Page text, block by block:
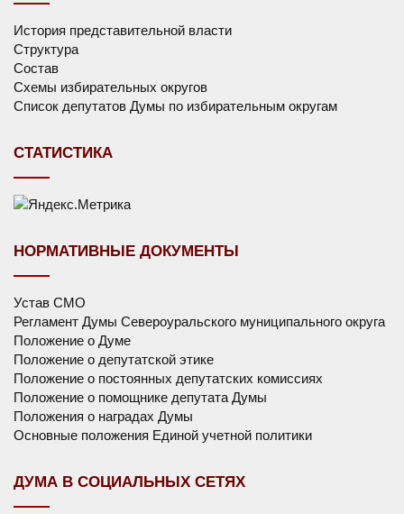
История представительной власти
Структура
Состав
Схемы избирательных округов
Список депутатов Думы по избирательным округам
СТАТИСТИКА
НОРМАТИВНЫЕ ДОКУМЕНТЫ
Устав СМО
Регламент Думы Североуральского муниципального округа
Положение о Думе
Положение о депутатской этике
Положение о постоянных депутатских комиссиях
Положение о помощнике депутата Думы
Положения о наградах Думы
Основные положения Единой учетной политики
ДУМА В СОЦИАЛЬНЫХ СЕТЯХ